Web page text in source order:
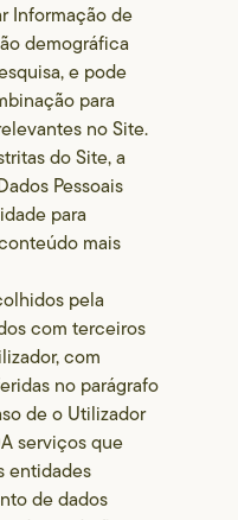
Informação de
demográfica
e pode
para
no Site.
do Site, a
Pessoais
para
mais
pela
com terceiros
com
no parágrafo
de o Utilizador
serviços que
entidades
de dados